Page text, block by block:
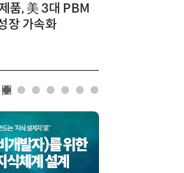
품, 美 3대 PBM
장 가속화